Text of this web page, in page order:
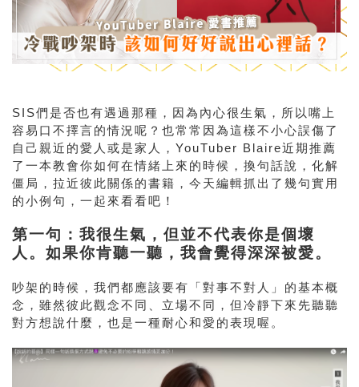
SIS們是否也有遇過那種，因為內心很生氣，所以嘴上
容易口不擇言的情況呢？也常常因為這樣不小心誤傷了
自己親近的愛人或是家人，YouTuber Blaire近期推薦
了一本教會你如何在情緒上來的時候，換句話說，化解
僵局，拉近彼此關係的書籍，今天編輯抓出了幾句實用
的小例句，一起來看看吧！
第一句：我很生氣，但並不代表你是個壞
人。如果你肯聽一聽，我會覺得深深被愛。
吵架的時候，我們都應該要有「對事不對人」的基本概
念，雖然彼此觀念不同、立場不同，但冷靜下來先聽聽
對方想說什麼，也是一種耐心和愛的表現喔。